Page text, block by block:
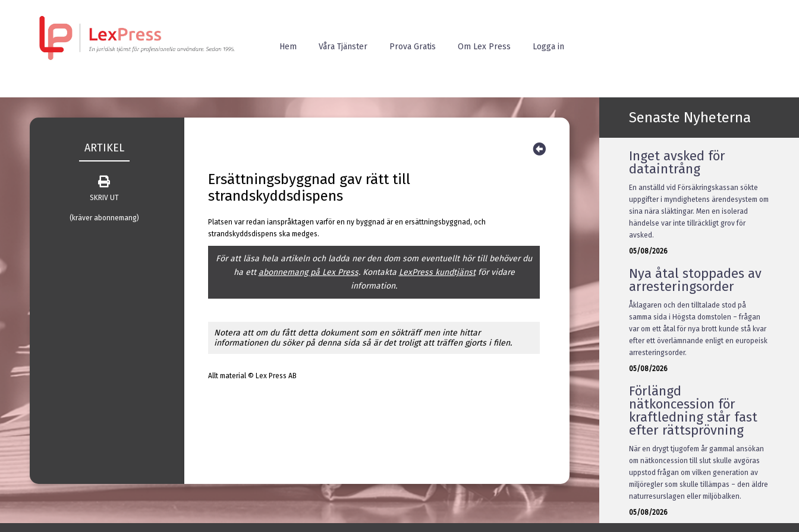
Hem Våra Tjänster Prova Gratis Om Lex Press Logga in
ARTIKEL
SKRIV UT
(kräver abonnemang)
Ersättningsbyggnad gav rätt till
strandskyddsdispens
Platsen var redan ianspråktagen varför en ny byggnad är en ersättningsbyggnad, och
strandskyddsdispens ska medges.
För att läsa hela artikeln och ladda ner den dom som eventuellt hör till behöver du
ha ett abonnemang på Lex Press. Kontakta LexPress kundtjänstför vidare
information.
Notera att om du fått detta dokument som en sökträff men inte hittar
informationen du söker på denna sida så är det troligt att träffen gjorts i filen.
Allt material © Lex Press AB
Senaste Nyheterna
Inget avsked för
dataintrång
En anställd vid Försäkringskassan sökte
uppgifter i myndighetens ärendesystem om
sina nära släktingar. Men en isolerad
händelse var inte tillräckligt grov för
avsked.
05/08/2026
Nya åtal stoppades av
arresteringsorder
Åklagaren och den tilltalade stod på
samma sida i Högsta domstolen – frågan
var om ett åtal för nya brott kunde stå kvar
efter ett överlämnande enligt en europeisk
arresteringsorder.
05/08/2026
Förlängd
nätkoncession för
kraftledning står fast
efter rättsprövning
När en drygt tjugofem år gammal ansökan
om nätkoncession till slut skulle avgöras
uppstod frågan om vilken generation av
miljöregler som skulle tillämpas – den äldre
naturresurslagen eller miljöbalken.
05/08/2026